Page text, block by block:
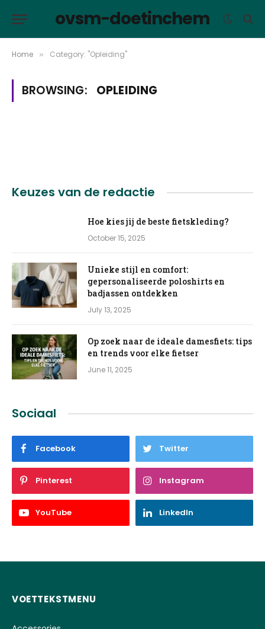
ovsm-doetinchem
Home » Category: "Opleiding"
BROWSING: OPLEIDING
Keuzes van de redactie
Hoe kies jij de beste fietskleding?
October 15, 2025
Unieke stijl en comfort:
gepersonaliseerde poloshirts en
badjassen ontdekken
July 13, 2025
Op zoek naar de ideale damesfiets: tips
en trends voor elke fietser
June 11, 2025
Sociaal
Facebook Twitter
Pinterest Instagram
YouTube LinkedIn
VOETTEKSTMENU